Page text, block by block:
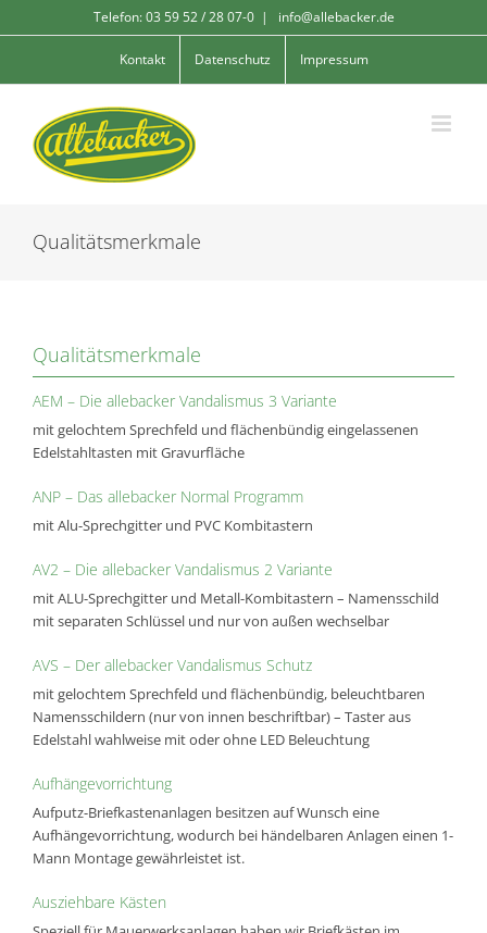
to
Telefon: 03 59 52 / 28 07-0 | info@allebacker.de
Kontakt Datenschutz Impressum
Qualitätsmerkmale
Qualitätsmerkmale
AEM – Die allebacker Vandalismus 3 Variante
mit gelochtem Sprechfeld und flächenbündig eingelassenen
Edelstahltasten mit Gravurfläche
ANP – Das allebacker Normal Programm
mit Alu-Sprechgitter und PVC Kombitastern
AV2 – Die allebacker Vandalismus 2 Variante
mit ALU-Sprechgitter und Metall-Kombitastern – Namensschild
mit separaten Schlüssel und nur von außen wechselbar
AVS – Der allebacker Vandalismus Schutz
mit gelochtem Sprechfeld und flächenbündig, beleuchtbaren
Namensschildern (nur von innen beschriftbar) – Taster aus
Edelstahl wahlweise mit oder ohne LED Beleuchtung
Aufhängevorrichtung
Aufputz-Briefkastenanlagen besitzen auf Wunsch eine
Aufhängevorrichtung, wodurch bei händelbaren Anlagen einen 1-
Mann Montage gewährleistet ist.
Ausziehbare Kästen